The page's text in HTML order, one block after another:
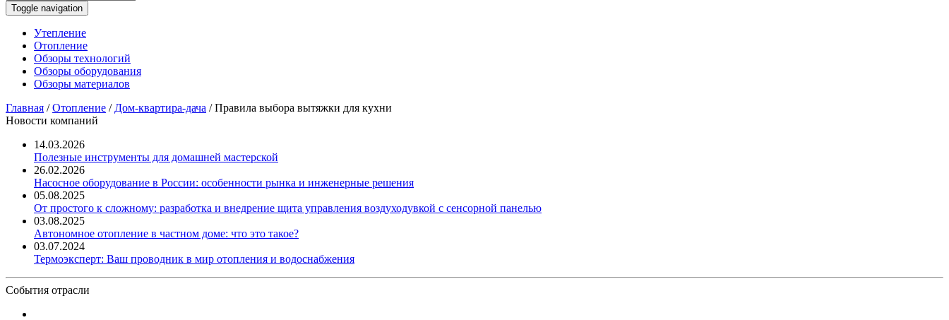
Toggle navigation
Утепление
Отопление
Обзоры технологий
Обзоры оборудования
Обзоры материалов
Главная /Отопление / Дом-квартира-дача /Правила выбора вытяжки для кухни
Новости компаний
14.03.2026
Полезные инструменты для домашней мастерской
26.02.2026
Насосное оборудование в России: особенности рынка и инженерные решения
05.08.2025
От простого к сложному: разработка и внедрение щита управления воздуходувкой с сенсорной панелью
03.08.2025
Автономное отопление в частном доме: что это такое?
03.07.2024
Термоэксперт: Ваш проводник в мир отопления и водоснабжения
События отрасли